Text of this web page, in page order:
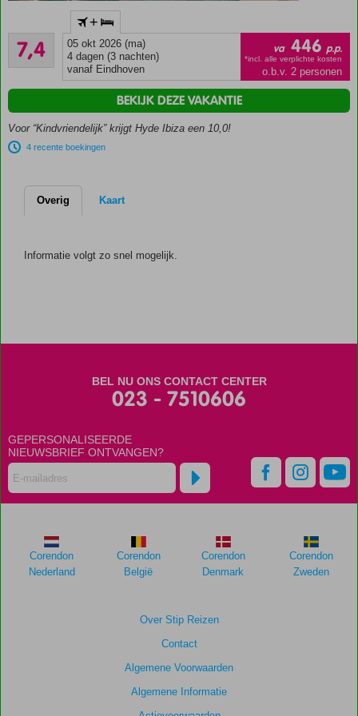
het
strand
Ibiza-
Maar liefst
7
zwembaden
7,4
Voldoende/goed
9
beoordelingen
+
05 okt 2026 (ma)
4 dagen (3 nachten)
vanaf Eindhoven
va 446 p.p.
*incl. alle verplichte kosten
o.b.v. 2 personen
Voor “Kindvriendelijk” krijgt Hyde Ibiza een 10,0!
4 recente boekingen
BEKIJK DEZE VAKANTIE
Overig Kaart
Informatie volgt zo snel mogelijk.
BEL NU ONS CONTACT CENTER
023 - 7510606
GEPERSONALISEERDE
NIEUWSBRIEF ONTVANGEN?
Over Stip Reizen
Contact
Algemene Voorwaarden
Algemene Informatie
Corendon
Nederland
Corendon
België
Corendon
Denmark
Corendon
Zweden